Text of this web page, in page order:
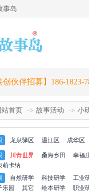
事岛
创伙伴招募】186-1823-
站首页 故事活动 小
龙泉驿区 温江区 成华区
川青世界 桑海乡田 幸福
萌卡纳
自然研学 科技研学 工业
乐园
其它 绘本研学 职业